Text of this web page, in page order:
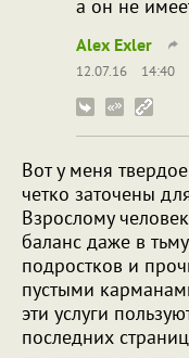
а он не
Alex Exler
12.07.16
14:40
Вот у меня
четко заточены
Взрослому
баланс даже в
подростков и
пустыми
эти услуги
последних